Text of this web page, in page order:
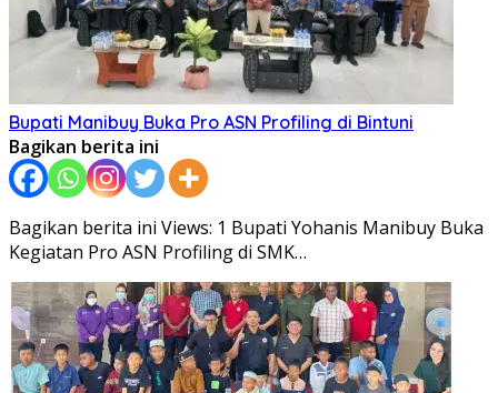
Bupati Manibuy Buka Pro ASN Profiling di Bintuni
Bagikan berita ini
Bagikan berita ini Views: 1 Bupati Yohanis Manibuy Buka
Kegiatan Pro ASN Profiling di SMK…